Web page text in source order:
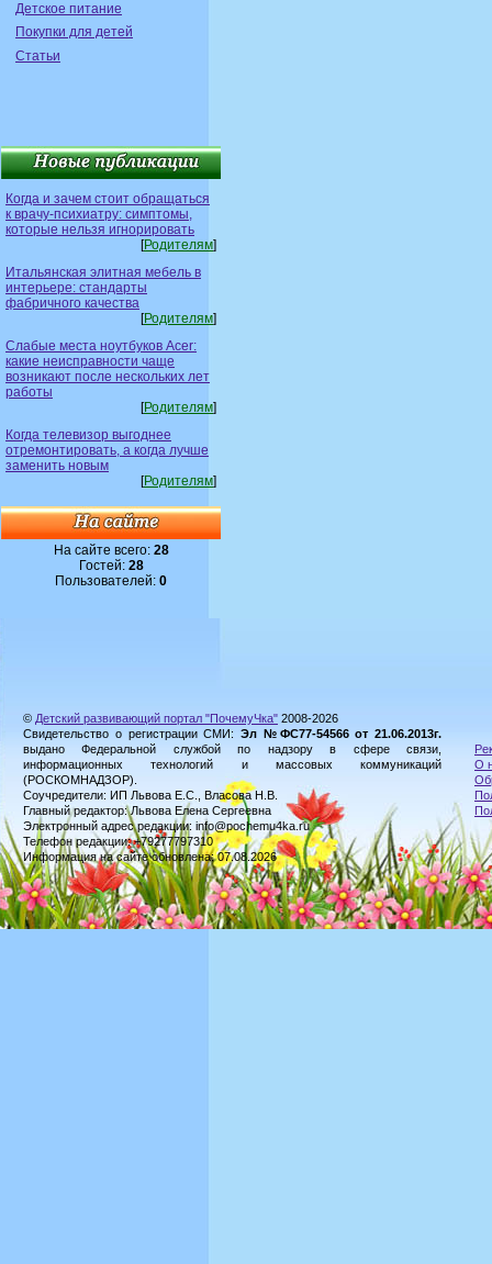
Детское питание
Покупки для детей
Статьи
Когда и зачем стоит обращаться
к врачу-психиатру: симптомы,
которые нельзя игнорировать
[Родителям]
Итальянская элитная мебель в
интерьере: стандарты
фабричного качества
[Родителям]
Слабые места ноутбуков Acer:
какие неисправности чаще
возникают после нескольких лет
работы
[Родителям]
Когда телевизор выгоднее
отремонтировать, а когда лучше
заменить новым
[Родителям]
На сайте всего: 28
Гостей: 28
Пользователей: 0
© Детский развивающий портал "ПочемуЧка" 2008-2026
Свидетельство о регистрации СМИ: Эл №ФС77-54566 от 21.06.2013г.
выдано Федеральной службой по надзору в сфере связи,
информационных технологий и массовых коммуникаций
(РОСКОМНАДЗОР).
Соучредители: ИП Львова Е.С., Власова Н.В.
Главный редактор: Львова Елена Сергеевна
Электронный адрес редакции: info@pochemu4ka.ru
Телефон редакции: +79277797310
Информация на сайте обновлена: 07.08.2026
О